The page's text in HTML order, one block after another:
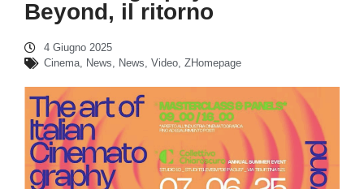
Beyond, il ritorno
4 Giugno 2025
Cinema, News, News, Video, ZHomepage